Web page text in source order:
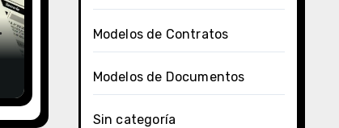
Modelos de Contratos
Modelos de Documentos
Sin categoría